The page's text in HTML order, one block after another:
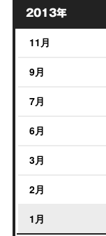
2013年
11月
9月
7月
6月
3月
2月
1月